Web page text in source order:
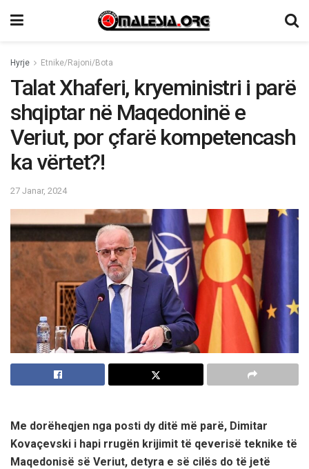
Hyrje Etnike/Rajoni/Bota
Talat Xhaferi, kryeministri i parë
shqiptar në Maqedoninë e
Veriut, por çfarë kompetencash
ka vërtet?!
27 Janar, 2024
Me dorëheqjen nga posti dy ditë më parë, Dimitar
Kovaçevski i hapi rrugën krijimit të qeverisë teknike të
Maqedonisë së Veriut, detyra e së cilës do të jetë